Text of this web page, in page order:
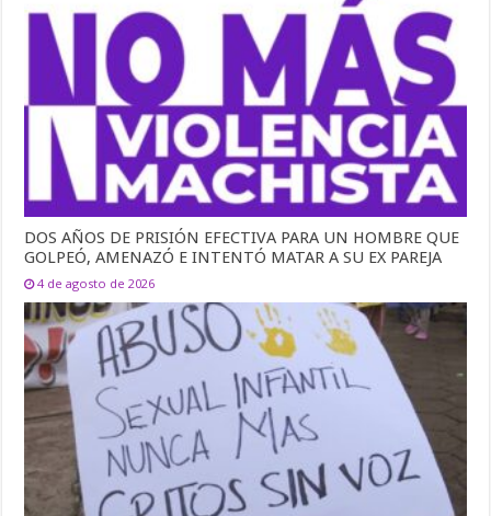
DOS AÑOS DE PRISIÓN EFECTIVA PARA UN HOMBRE QUE
GOLPEÓ, AMENAZÓ E INTENTÓ MATAR A SU EX PAREJA
4 de agosto de 2026